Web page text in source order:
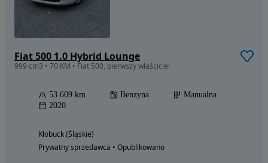
Fiat 500 1.0 Hybrid Lounge
999 cm3 • 70 KM • Fiat 500, pierwszy właściciel
53 609 km Benzyna
Manualna
2020
Kłobuck (Śląskie)
Prywatny sprzedawca • Opublikowano